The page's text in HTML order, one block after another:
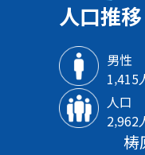
人口推移
男性
1‚415
人口
2‚962
梼